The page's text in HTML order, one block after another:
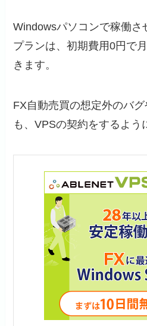
Windowsパソコンで稼働さ
プランは、初期費用0円で
きます。
FX自動売買の想定外のバ
も、VPSの契約をするよう